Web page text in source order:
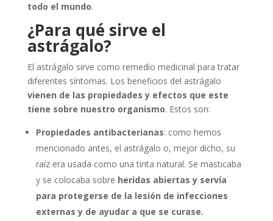
todo el mundo.
¿Para qué sirve el
astrágalo?
El astrágalo sirve como remedio medicinal para tratar
diferentes síntomas. Los beneficios del astrágalo
vienen de las propiedades y efectos que este
tiene sobre nuestro organismo. Estos son:
Propiedades antibacterianas: como hemos
mencionado antes, el astrágalo o, mejor dicho, su
raíz era usada como una tirita natural. Se masticaba
y se colocaba sobre heridas abiertas y servía
para protegerse de la lesión de infecciones
externas y de ayudar a que se curase.